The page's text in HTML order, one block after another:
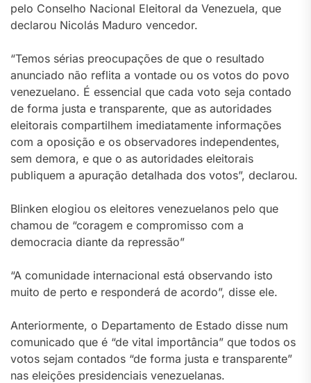
pelo Conselho Nacional Eleitoral da Venezuela, que
declarou Nicolás Maduro vencedor.
“Temos sérias preocupações de que o resultado
anunciado não reflita a vontade ou os votos do povo
venezuelano. É essencial que cada voto seja contado
de forma justa e transparente, que as autoridades
eleitorais compartilhem imediatamente informações
com a oposição e os observadores independentes,
sem demora, e que o as autoridades eleitorais
publiquem a apuração detalhada dos votos”, declarou.
Blinken elogiou os eleitores venezuelanos pelo que
chamou de “coragem e compromisso com a
democracia diante da repressão”
“A comunidade internacional está observando isto
muito de perto e responderá de acordo”, disse ele.
Anteriormente, o Departamento de Estado disse num
comunicado que é “de vital importância” que todos os
votos sejam contados “de forma justa e transparente”
nas eleições presidenciais venezuelanas.